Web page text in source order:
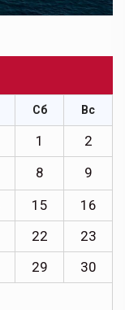
Сб Вс
1
2
8
9
15
16
22
23
29
30